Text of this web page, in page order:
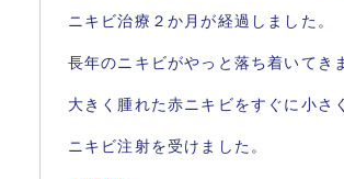
ニキビ治療２か月が経過しました。
長年のニキビがやっと落ち着いてき
大きく腫れた赤ニキビをすぐに小さ
ニキビ注射を受けました。